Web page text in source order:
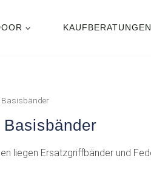
KAUFBERATUNGEN
Basisbänder